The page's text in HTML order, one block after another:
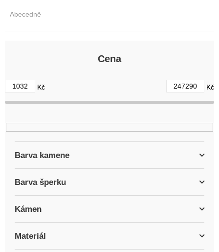
d
u
k
ů
Abecedně
Cena
1032 Kč 247290 Kč
Barva kamene
Barva šperku
Kámen
Materiál